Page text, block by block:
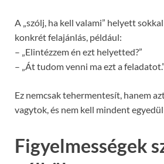
A „szólj, ha kell valami” helyett
konkrét felajánlás, például:
– „Elintézzem én ezt helyetted?”
– „Át tudom venni ma ezt a feladatot.”
Ez nemcsak tehermentesít, hanem
vagytok, és nem kell mindent
Figyelmességek